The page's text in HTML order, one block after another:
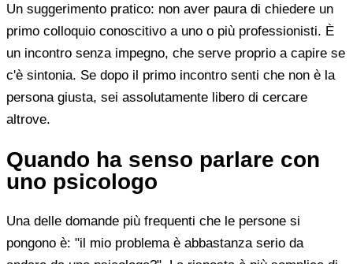
Un suggerimento pratico: non aver paura di chiedere un
primo colloquio conoscitivo a uno o più professionisti. È
un incontro senza impegno, che serve proprio a capire se
c'è sintonia. Se dopo il primo incontro senti che non è la
persona giusta, sei assolutamente libero di cercare
altrove.
Quando ha senso parlare con
uno psicologo
Una delle domande più frequenti che le persone si
pongono è: "il mio problema è abbastanza serio da